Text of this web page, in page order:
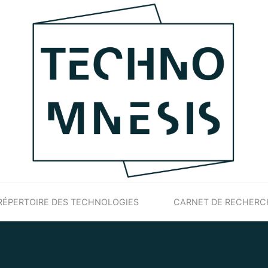
DES TECHNOLOGIES CARNET DE